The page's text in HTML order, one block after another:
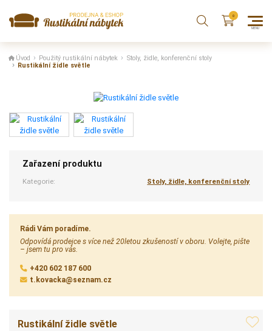
Úvod Použitý rustikální nábytek
Stoly, židle, konferenční stoly
Rustikální židle světle
Zařazení produktu
Kategorie: Stoly, židle, konferenční stoly
Rádi Vám poradíme.
Odpovídá prodejce s více než 20letou zkušeností v oboru. Volejte, pište
– jsem tu pro vás.
+420 602 187 600
t.kovacka@seznam.cz
Rustikální židle světle